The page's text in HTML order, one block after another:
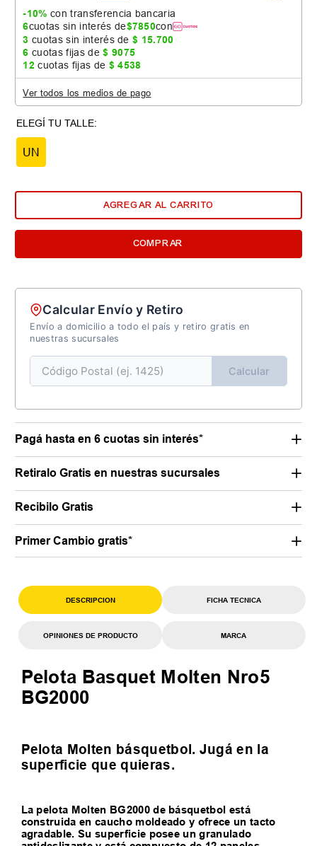
-10% con transferencia bancaria
6cuotas sin interés de$7850con
3 cuotas sin interés de$ 15.700
6 cuotas fijas de$ 9075
12 cuotas fijas de $ 4538
Ver todos los medios de pago
UN
AGREGAR AL CARRITO
COMPRAR
Calcular Envío y Retiro
Envío a domicilio a todo el país y retiro gratis en
nuestras sucursales
Calcular
Pagá hasta en 6 cuotas sin interés*
Retiralo Gratis en nuestras sucursales
Recibilo Gratis
Primer Cambio gratis*
DESCRIPCION FICHA TECNICA
OPINIONES DE PRODUCTO MARCA
Pelota Basquet Molten Nro5
BG2000
Pelota Molten básquetbol. Jugá en la
superficie que quieras.
La pelota Molten BG2000 de básquetbol está
construida en caucho moldeado y ofrece un tacto
agradable. Su superficie posee un granulado